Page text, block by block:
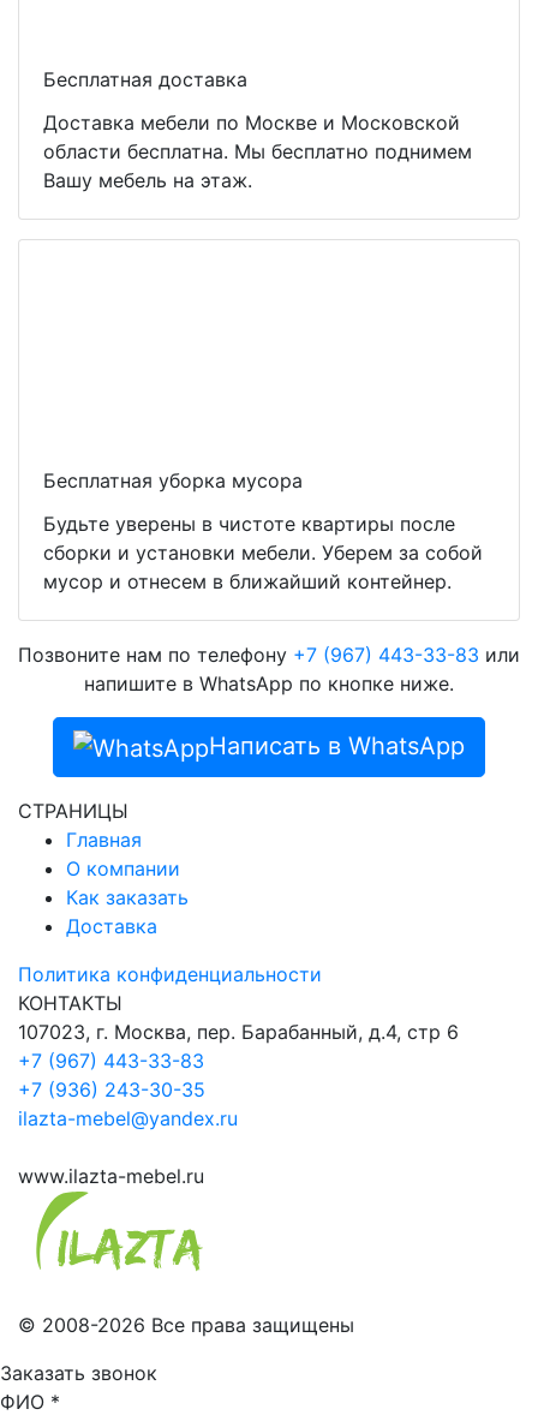
Бесплатная доставка
Доставка мебели по Москве и Московской
области бесплатна. Мы бесплатно поднимем
Вашу мебель на этаж.
Бесплатная уборка мусора
Будьте уверены в чистоте квартиры после
сборки и установки мебели. Уберем за собой
мусор и отнесем в ближайший контейнер.
Позвоните нам по телефону +7 (967) 443-33-83 или
напишите в WhatsApp по кнопке ниже.
Написать в WhatsApp
СТРАНИЦЫ
Главная
О компании
Как заказать
Доставка
Политика конфиденциальности
КОНТАКТЫ
107023, г. Москва, пер. Барабанный, д.4, стр 6
+7 (967) 443-33-83
+7 (936) 243-30-35
ilazta-mebel@yandex.ru
www.ilazta-mebel.ru
© 2008-2026 Все права защищены
Заказать звонок
ФИО *